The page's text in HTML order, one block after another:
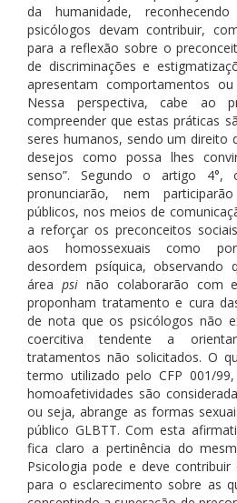
da humanidade,
psicólogos devam contribuir,
para a reflexão sobre o
de discriminações e
apresentam comportamentos
Nessa perspectiva, cabe ao
compreender que estas práticas
seres humanos, sendo um direito
desejos como possa lhes
senso”. Segundo o artigo 4°,
pronunciarão, nem
públicos, nos meios de
a reforçar os preconceitos
aos homossexuais como
desordem psíquica, observando
área psinão colaborarão com
proponham tratamento e cura
de nota que os psicólogos não
coercitiva tendente a
tratamentos não solicitados. O
termo utilizado pelo CFP 001/
homoafetividades são
ou seja, abrange as formas
público GLBTT. Com esta
fica claro a pertinência do
Psicologia pode e deve
para o esclarecimento sobre as